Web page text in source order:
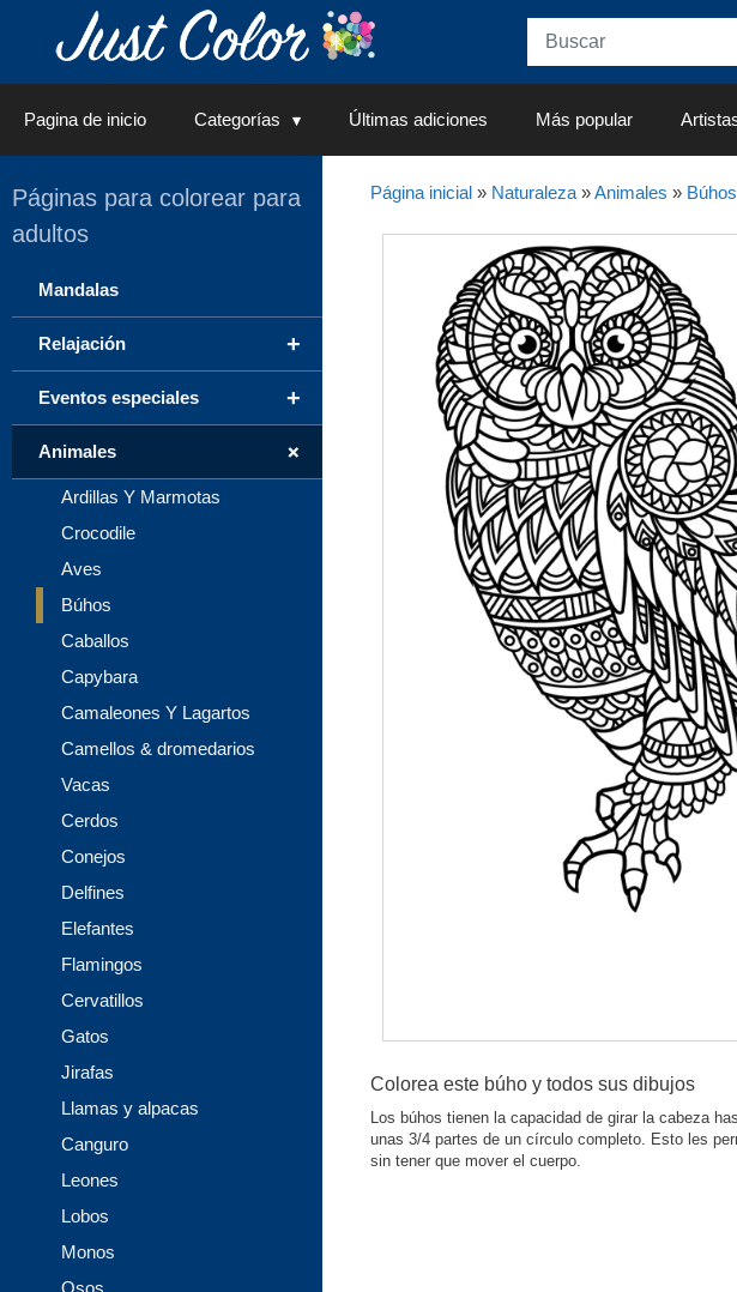
Pagina de inicio Categorías Últimas adiciones Más popular
Página inicial» Naturaleza»Animales » Búhos
Colorea este búho y todos sus dibujos
Los búhos tienen la capacidad de girar la cabeza
unas 3/4 partes de un círculo completo. Esto les
sin tener que mover el cuerpo.
Páginas para colorear para
adultos
Mandalas
+
Relajación
+
Eventos especiales
+
Animales
Ardillas Y Marmotas
Crocodile
Aves
Búhos
Caballos
Capybara
Camaleones Y Lagartos
Camellos & dromedarios
Vacas
Cerdos
Conejos
Delfines
Elefantes
Flamingos
Cervatillos
Gatos
Jirafas
Llamas y alpacas
Canguro
Leones
Lobos
Monos
Osos